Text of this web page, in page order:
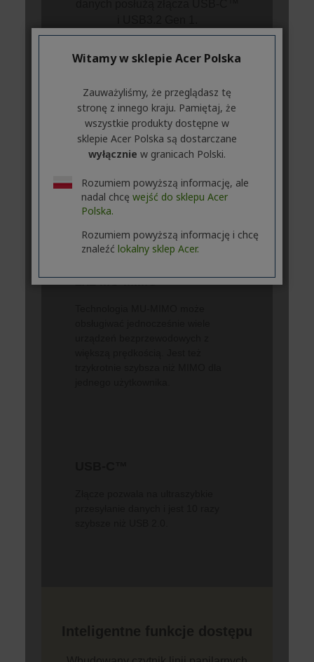
Witamy w sklepie Acer Polska
Zauważyliśmy, że przeglądasz tę
stronę z innego kraju. Pamiętaj, że
wszystkie produkty dostępne w
sklepie Acer Polska są dostarczane
wyłącznie w granicach Polski.
Rozumiem powyższą informację, ale
nadal chcę wejść do sklepu Acer
Polska.
Rozumiem powyższą informację i chcę
znaleźć lokalny sklep Acer.